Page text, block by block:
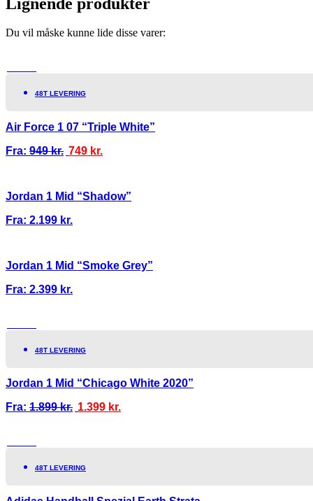
Du vil måske kunne lide disse varer:
48T LEVERING
Air Force 1 07 “Triple White”
Fra: 949kr. 749 kr.
Jordan 1 Mid “Shadow”
Fra: 2.199 kr.
Jordan 1 Mid “Smoke Grey”
Fra: 2.399 kr.
48T LEVERING
Jordan 1 Mid “Chicago White 2020”
Fra: 1.899kr. 1.399 kr.
48T LEVERING